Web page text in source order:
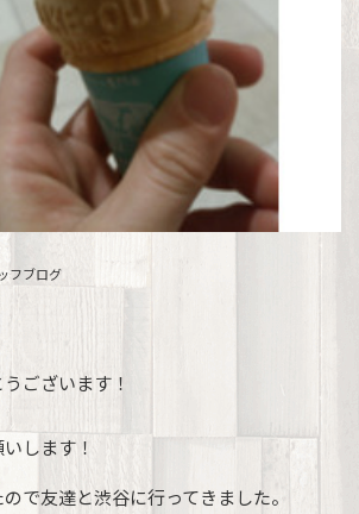
フブログ
ございます！
します！
で友達と渋谷に行ってきました。